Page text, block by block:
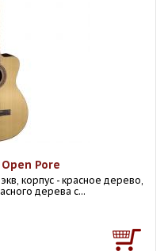
Open Pore
корпус - красное дерево,
дерева с...